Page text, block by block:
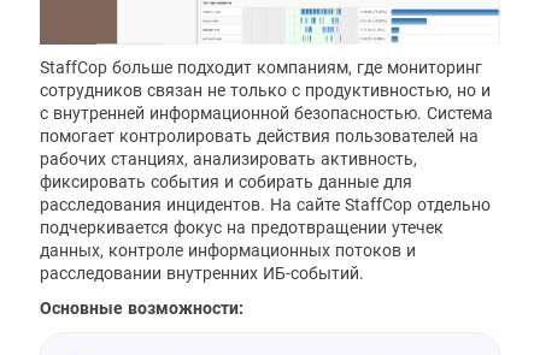
StaffCop больше подходит компаниям, где мониторинг
сотрудников связан не только с продуктивностью, но и
с внутренней информационной безопасностью. Система
помогает контролировать действия пользователей на
рабочих станциях, анализировать активность,
фиксировать события и собирать данные для
расследования инцидентов. На сайте StaffCop отдельно
подчеркивается фокус на предотвращении утечек
данных, контроле информационных потоков и
расследовании внутренних ИБ-событий.
Основные возможности: